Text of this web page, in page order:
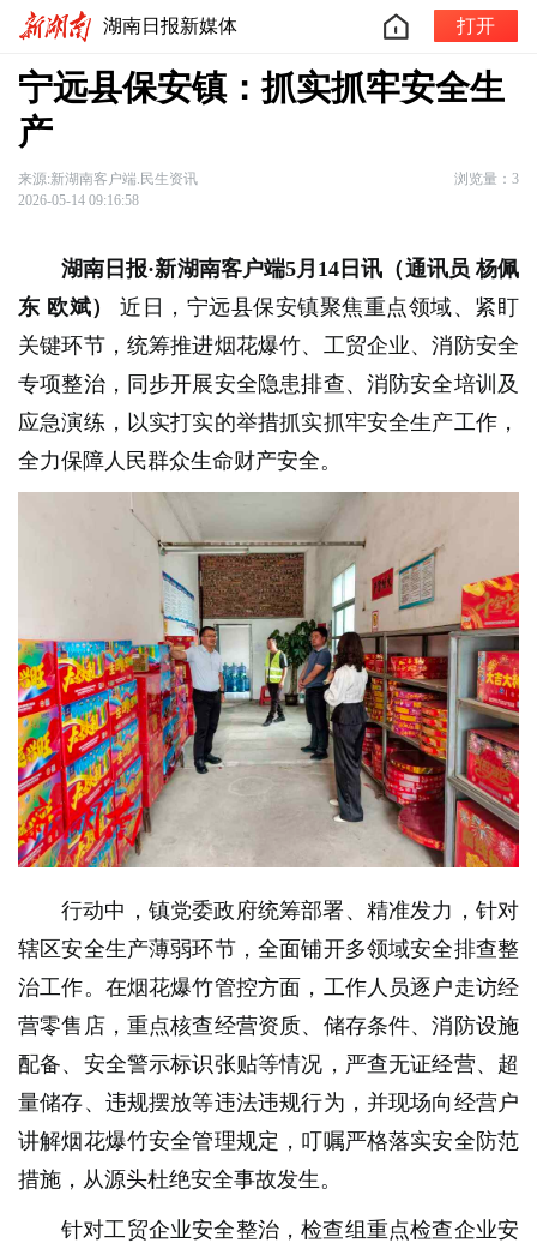
湖南日报新媒体 打开
宁远县保安镇：抓实抓牢安全生
产
来源:新湖南客户端.民生资讯
浏览量：3
2026-05-14 09:16:58
湖南日报·新湖南客户端5月14日讯（通讯员 杨佩
东 欧斌）
近日，宁远县保安镇聚焦重点领域、紧盯
关键环节，统筹推进烟花爆竹、工贸企业、消防安全
专项整治，同步开展安全隐患排查、消防安全培训及
应急演练，以实打实的举措抓实抓牢安全生产工作，
全力保障人民群众生命财产安全。
行动中，镇党委政府统筹部署、精准发力，针对
辖区安全生产薄弱环节，全面铺开多领域安全排查整
治工作。在烟花爆竹管控方面，工作人员逐户走访经
营零售店，重点核查经营资质、储存条件、消防设施
配备、安全警示标识张贴等情况，严查无证经营、超
量储存、违规摆放等违法违规行为，并现场向经营户
讲解烟花爆竹安全管理规定，叮嘱严格落实安全防范
措施，从源头杜绝安全事故发生。
针对工贸企业安全整治，检查组重点检查企业安